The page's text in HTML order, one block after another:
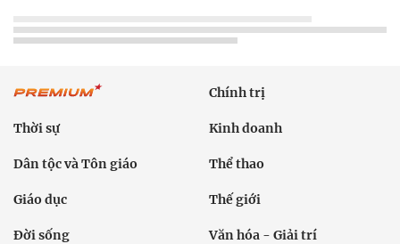
Chính trị
Thời sự Kinh doanh
Dân tộc và Tôn giáo Thể thao
Giáo dục Thế giới
Đời sống Văn hóa - Giải trí